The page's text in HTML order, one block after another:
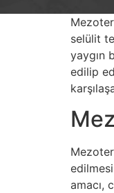
selülit
yaygın
edilip
amacı,